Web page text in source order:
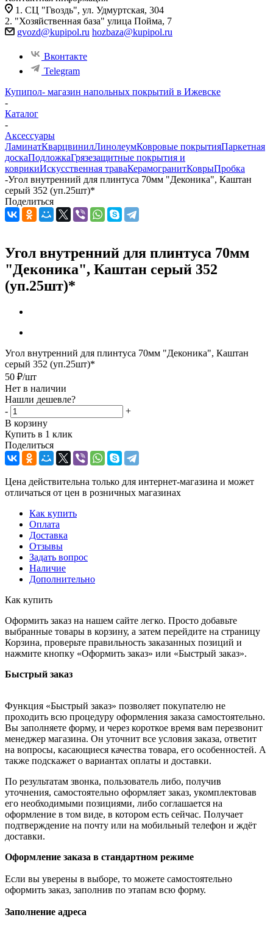
1. СЦ "Гвоздь", ул. Удмуртская, 304
2. "Хозяйственная база" улица Пойма, 7
gvozd@kupipol.ru hozbaza@kupipol.ru
Вконтакте
Telegram
Купипол- магазин напольных покрытий в Ижевске
-
Каталог
-
Аксессуары
ЛаминатКварцвинилЛинолеумКовровые покрытияПаркетная
доскаПодложкаГрязезащитные покрытия и
коврикиИскусственная траваКерамогранитКоврыПробка
-Угол внутренний для плинтуса 70мм "Деконика", Каштан
серый 352 (уп.25шт)*
Поделиться
Угол внутренний для плинтуса 70мм
"Деконика", Каштан серый 352
(уп.25шт)*
Угол внутренний для плинтуса 70мм "Деконика", Каштан
серый 352 (уп.25шт)*
50 ₽/шт
Нет в наличии
Нашли дешевле?
-
+
В корзину
Купить в 1 клик
Поделиться
Цена действительна только для интернет-магазина и может
отличаться от цен в розничных магазинах
Как купить
Оплата
Доставка
Отзывы
Задать вопрос
Наличие
Дополнительно
Как купить
Оформить заказ на нашем сайте легко. Просто добавьте
выбранные товары в корзину, а затем перейдите на страницу
Корзина, проверьте правильность заказанных позиций и
нажмите кнопку «Оформить заказ» или «Быстрый заказ».
Быстрый заказ
Функция «Быстрый заказ» позволяет покупателю не
проходить всю процедуру оформления заказа самостоятельно.
Вы заполняете форму, и через короткое время вам перезвонит
менеджер магазина. Он уточнит все условия заказа, ответит
на вопросы, касающиеся качества товара, его особенностей. А
также подскажет о вариантах оплаты и доставки.
По результатам звонка, пользователь либо, получив
уточнения, самостоятельно оформляет заказ, укомплектовав
его необходимыми позициями, либо соглашается на
оформление в том виде, в котором есть сейчас. Получает
подтверждение на почту или на мобильный телефон и ждёт
доставки.
Оформление заказа в стандартном режиме
Если вы уверены в выборе, то можете самостоятельно
оформить заказ, заполнив по этапам всю форму.
Заполнение адреса